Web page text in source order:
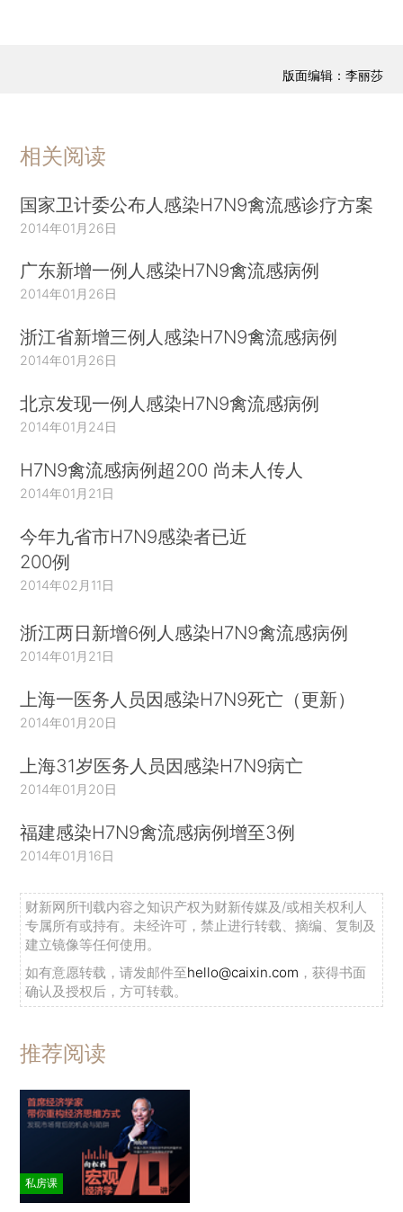
版面编辑：李丽莎
相关阅读
国家卫计委公布人感染H7N9禽流感诊疗方案
2014年01月26日
广东新增一例人感染H7N9禽流感病例
2014年01月26日
浙江省新增三例人感染H7N9禽流感病例
2014年01月26日
北京发现一例人感染H7N9禽流感病例
2014年01月24日
H7N9禽流感病例超200 尚未人传人
2014年01月21日
今年九省市H7N9感染者已近
200例
2014年02月11日
浙江两日新增6例人感染H7N9禽流感病例
2014年01月21日
上海一医务人员因感染H7N9死亡（更新）
2014年01月20日
上海31岁医务人员因感染H7N9病亡
2014年01月20日
福建感染H7N9禽流感病例增至3例
2014年01月16日
财新网所刊载内容之知识产权为财新传媒及/或相关权利人
专属所有或持有。未经许可，禁止进行转载、摘编、复制及
建立镜像等任何使用。
如有意愿转载，请发邮件至hello@caixin.com ，获得书面
确认及授权后，方可转载。
推荐阅读
私房课